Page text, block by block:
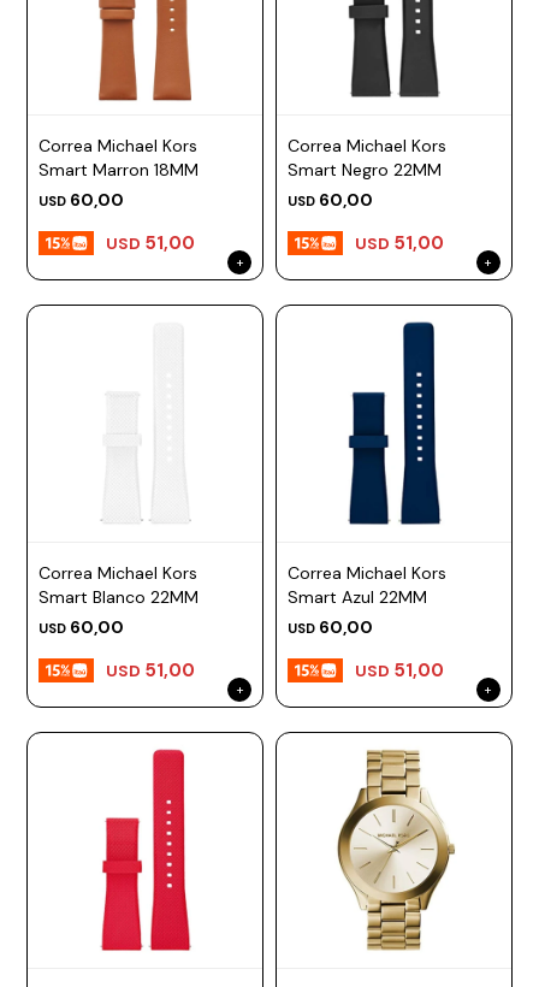
Correa Michael Kors
Smart Marron 18MM
USD 60,00
USD 51,00
Correa Michael Kors
Smart Negro 22MM
USD 60,00
USD 51,00
Correa Michael Kors
Smart Blanco 22MM
USD 60,00
USD 51,00
Correa Michael Kors
Smart Azul 22MM
USD 60,00
USD 51,00